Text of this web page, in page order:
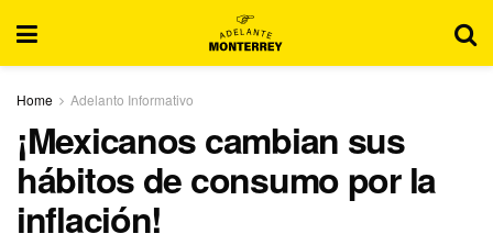
Home Adelanto Informativo
¡Mexicanos cambian sus
hábitos de consumo por la
inflación!